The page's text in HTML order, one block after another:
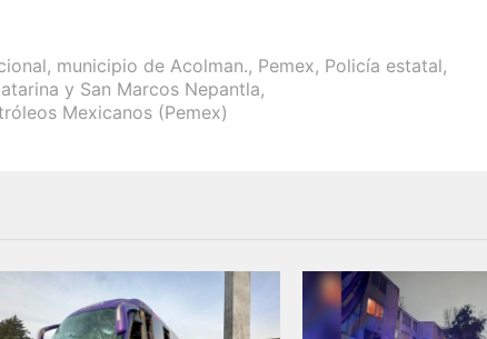
, municipio de Acolman., Pemex, Policía estatal,
y San Marcos Nepantla,
Mexicanos (Pemex)